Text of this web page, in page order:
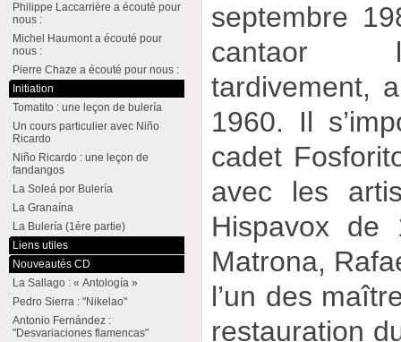
septembre
cantaor
tardivement,
1960. Il
cadet
avec les
Hispavox
Matrona,
l’un des
restauration
Philippe Laccarrière a écouté pour
nous :
Michel Haumont a écouté pour
nous :
Pierre Chaze a écouté pour nous :
Initiation
Tomatito : une leçon de bulería
Un cours particulier avec Niño
Ricardo
Niño Ricardo : une leçon de
fandangos
La Soleá por Bulería
La Granaína
La Bulería (1ère partie)
Liens utiles
Nouveautés CD
La Sallago : « Antología »
Pedro Sierra : "Nikelao"
Antonio Fernández :
"Desvariaciones flamencas"